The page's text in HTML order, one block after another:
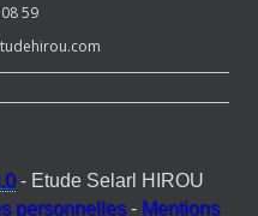
59
- Etude Selarl HIROU
personnelles - Mentions